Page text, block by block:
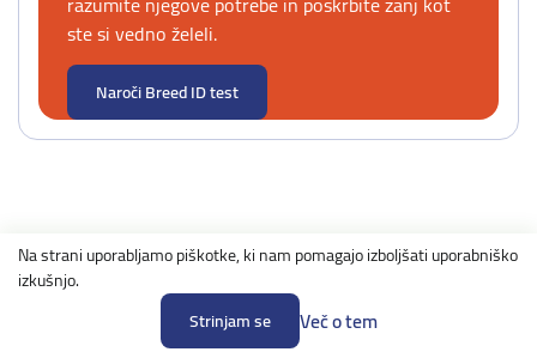
Na strani uporabljamo piškotke, ki nam pomagajo izboljšati uporabniško
izkušnjo.
Strinjam se
Več o tem
ste si vedno želeli.
Naroči Breed ID test